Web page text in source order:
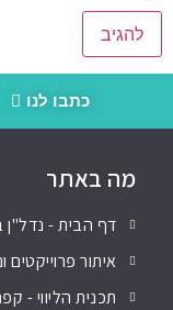
כתבו לנו
מה באתר
דף הבית - נדל"ן
איתור פרוייקטים
תכנית הליווי -